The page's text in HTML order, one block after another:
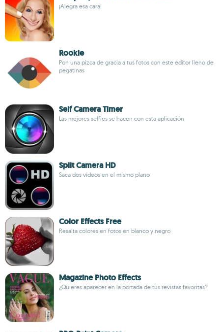
¡Alegra esa cara!
Rookie
Pon una pizca de gracia a tus fotos con este editor lleno de
pegatinas
Self Camera Timer
Las mejores selfies se hacen con esta aplicación
Split Camera HD
Saca dos vídeos en el mismo plano
Color Effects Free
Resalta colores en fotos en blanco y negro
Magazine Photo Effects
¿Quieres aparecer en la portada de tus revistas favoritas?